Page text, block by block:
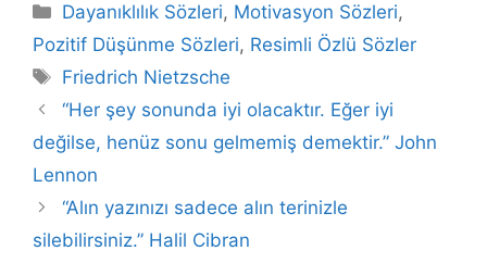
e
b
o
o
k
er s
A
p
p
e
dI
n
l
y
n
k
e
Kategoriler
Dayanıklılık Sözleri, Motivasyon Sözleri,
Pozitif Düşünme Sözleri, Resimli Özlü Sözler
Etiketler
Friedrich Nietzsche
“Her şey sonunda iyi olacaktır. Eğer iyi
değilse, henüz sonu gelmemiş demektir.” John
Lennon
“Alın yazınızı sadece alın terinizle
silebilirsiniz.” Halil Cibran